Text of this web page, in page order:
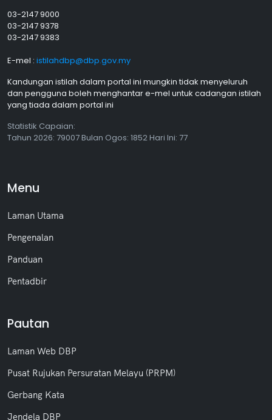
03-2147 9000
03-2147 9378
03-2147 9383
E-mel : istilahdbp@dbp.gov.my
Kandungan istilah dalam portal ini mungkin tidak menyeluruh
dan pengguna boleh menghantar e-mel untuk cadangan istilah
yang tiada dalam portal ini
Statistik Capaian:
Tahun 2026: 79007 Bulan Ogos: 1852 Hari Ini: 77
Menu
Laman Utama
Pengenalan
Panduan
Pentadbir
Pautan
Laman Web DBP
Pusat Rujukan Persuratan Melayu (PRPM)
Gerbang Kata
Jendela DBP